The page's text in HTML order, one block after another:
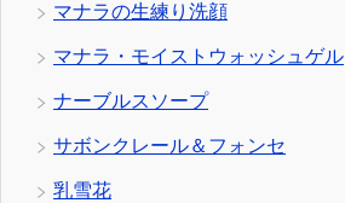
マナラの生練り洗顔
マナラ・モイストウォッシュゲル
ナーブルスソープ
サボンクレール＆フォンセ
乳雪花